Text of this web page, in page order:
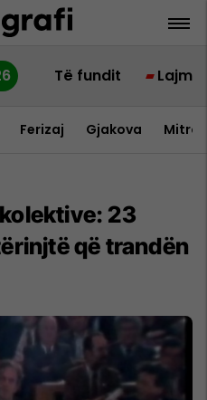
Të fundit Lajme
Ferizaj Gjakova
23
që trandën